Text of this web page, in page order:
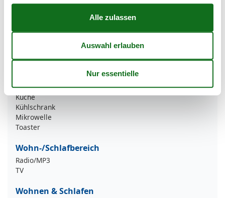
Backofen
Geschirrspülmaschine
Kaffeemaschine
Küche
Kühlschrank
Mikrowelle
Toaster
Wohn-/Schlafbereich
Radio/MP3
TV
Wohnen & Schlafen